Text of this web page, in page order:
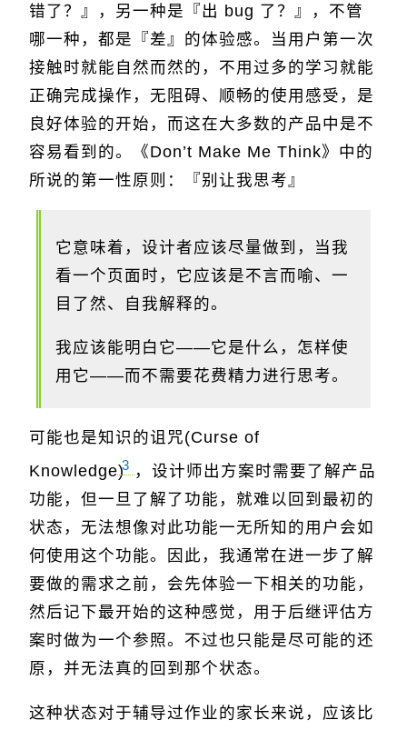
错了？』，另一种是『出 bug 了？』，不管
哪一种，都是『差』的体验感。当用户第一次
接触时就能自然而然的，不用过多的学习就能
正确完成操作，无阻碍、顺畅的使用感受，是
良好体验的开始，而这在大多数的产品中是不
容易看到的。《Don’t Make Me Think》中的
所说的第一性原则：『别让我思考』
它意味着，设计者应该尽量做到，当我
看一个页面时，它应该是不言而喻、一
目了然、自我解释的。
我应该能明白它——它是什么，怎样使
用它——而不需要花费精力进行思考。
可能也是知识的诅咒(Curse of
Knowledge)3 ，设计师出方案时需要了解产品
功能，但一旦了解了功能，就难以回到最初的
状态，无法想像对此功能一无所知的用户会如
何使用这个功能。因此，我通常在进一步了解
要做的需求之前，会先体验一下相关的功能，
然后记下最开始的这种感觉，用于后继评估方
案时做为一个参照。不过也只能是尽可能的还
原，并无法真的回到那个状态。
这种状态对于辅导过作业的家长来说，应该比